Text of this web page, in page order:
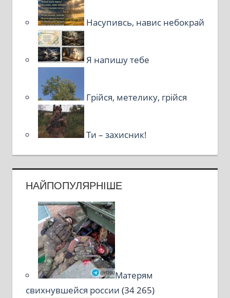
Насупивсь, навис небокрай
Я напишу тебе
Грійся, метелику, грійся
Ти – захисник!
НАЙПОПУЛЯРНІШЕ
Матерям
свихнувшейся россии (34 265)